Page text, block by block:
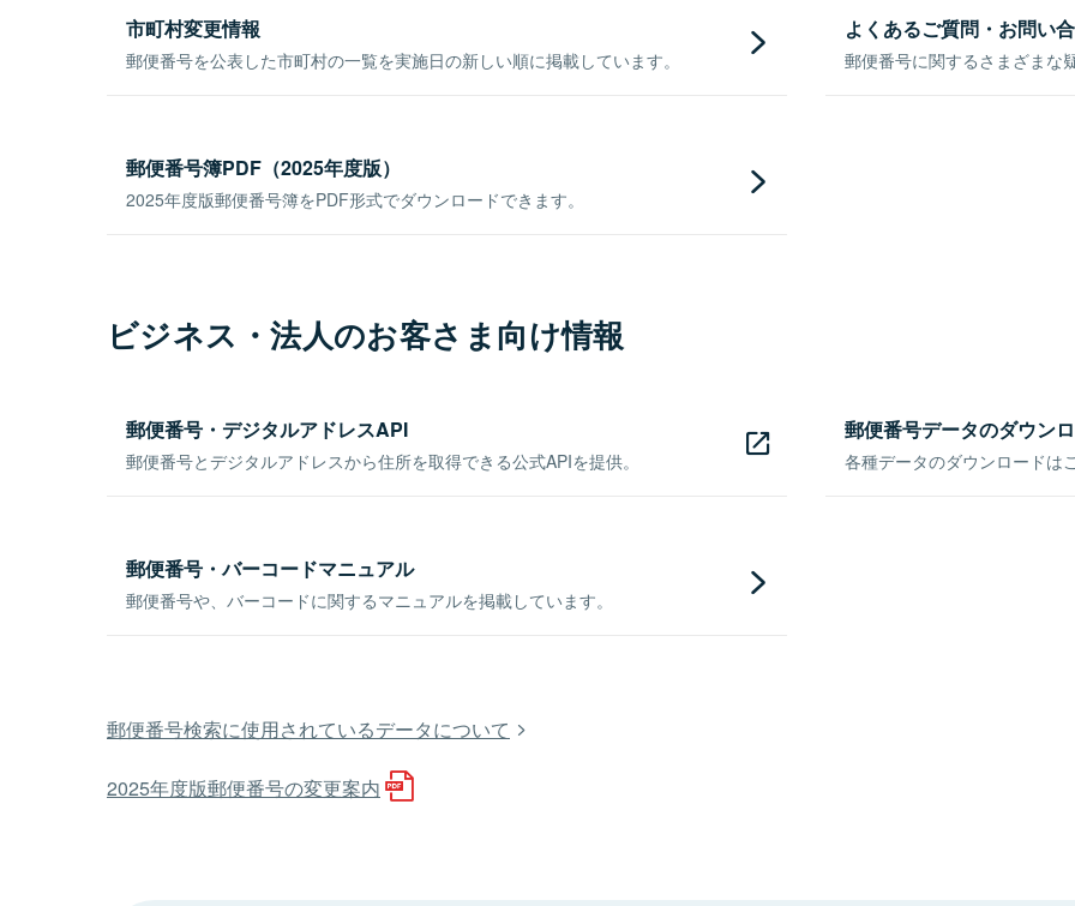
市町村変更情報
郵便番号を公表した市町村の一覧を実施日の新しい順に掲載しています。
よくあるご質問・お問い
郵便番号に関するさまざまな
郵便番号簿PDF（2025年度版）
2025年度版郵便番号簿をPDF形式でダウンロードできます。
ビジネス・法人のお客さま向け情報
郵便番号・デジタルアドレスAPI
郵便番号とデジタルアドレスから住所を取得できる公式APIを提供。
郵便番号データのダウン
各種データのダウンロードは
郵便番号・バーコードマニュアル
郵便番号や、バーコードに関するマニュアルを掲載しています。
郵便番号検索に使用されているデータについて
2025年度版郵便番号の変更案内